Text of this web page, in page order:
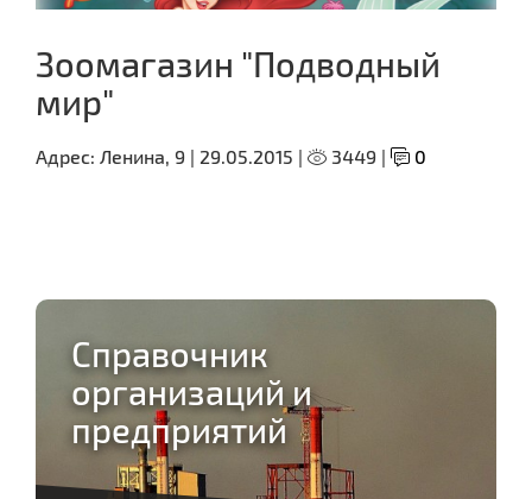
Зоомагазин "Подводный
мир"
Адрес: Ленина, 9 | 29.05.2015 | 3449 | 0
Справочник
организаций и
предприятий